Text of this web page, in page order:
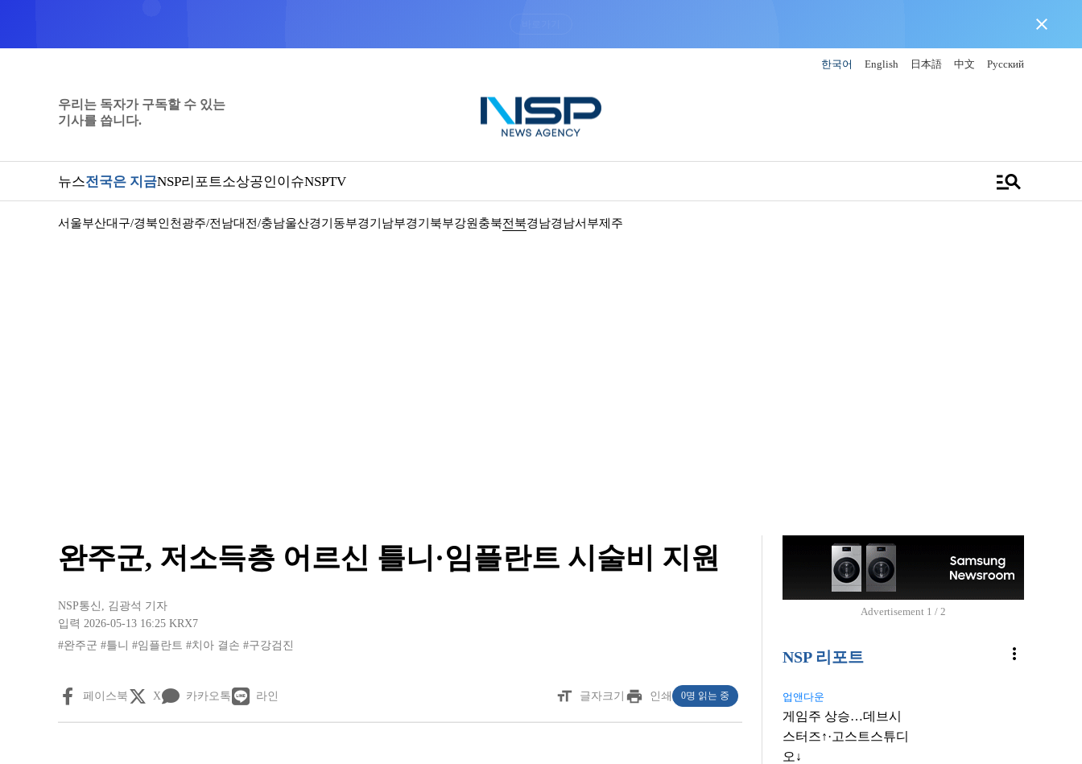
close
한국어 English 日本語 中文 Русский
우리는 독자가 구독할 수 있는
기사를 씁니다.
뉴스전국은 지금NSP리포트소상공인이슈NSPTV manage_search
서울부산대구/경북인천 광주/전남대전/충남울산경기동부경기남부경기북부강원 충북전북경남경남서부제주
완주군, 저소득층 어르신 틀니·임플란트 시술비 지원
NSP통신 , 김광석 기자
입력 2026-05-13 16:25 KRX7
#완주군 #틀니 #임플란트 #치아 결손 #구강검진
페이스북 X 카카오톡 라인 format_size 글자크기 print 인쇄 0명 읽는 중
Advertisement 2 / 2
NSP 리포트 more_vert
업앤다운
게임주 상승…데브시
스터즈↑·고스트스튜디
오↓